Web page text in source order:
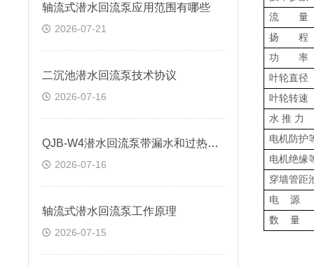
轴流式潜水回流泵应用范围有哪些
2026-07-21
二沉池潜水回流泵技术协议
2026-07-16
QJB-W4潜水回流泵带漏水和过热保护功能
2026-07-16
轴流式潜水回流泵工作原理
2026-07-15
流
扬 程
功
叶轮直径
叶轮
水 推 力
电机防护
电机绝缘
穿墙管
电
源
数
量